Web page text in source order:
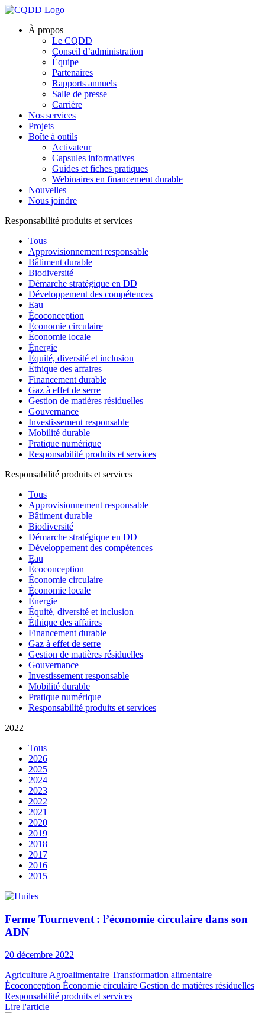
À propos
Le CQDD
Conseil d’administration
Équipe
Partenaires
Rapports annuels
Salle de presse
Carrière
Nos services
Projets
Boîte à outils
Activateur
Capsules informatives
Guides et fiches pratiques
Webinaires en financement durable
Nouvelles
Nous joindre
Responsabilité produits et services
Tous
Approvisionnement responsable
Bâtiment durable
Biodiversité
Démarche stratégique en DD
Développement des compétences
Eau
Écoconception
Économie circulaire
Économie locale
Énergie
Équité, diversité et inclusion
Éthique des affaires
Financement durable
Gaz à effet de serre
Gestion de matières résiduelles
Gouvernance
Investissement responsable
Mobilité durable
Pratique numérique
Responsabilité produits et services
Responsabilité produits et services
Tous
Approvisionnement responsable
Bâtiment durable
Biodiversité
Démarche stratégique en DD
Développement des compétences
Eau
Écoconception
Économie circulaire
Économie locale
Énergie
Équité, diversité et inclusion
Éthique des affaires
Financement durable
Gaz à effet de serre
Gestion de matières résiduelles
Gouvernance
Investissement responsable
Mobilité durable
Pratique numérique
Responsabilité produits et services
2022
Tous
2026
2025
2024
2023
2022
2021
2020
2019
2018
2017
2016
2015
Ferme Tournevent : l’économie circulaire dans son
ADN
20 décembre 2022
AgricultureAgroalimentaire Transformation alimentaire
Écoconception Économie circulaire Gestion de matières résiduelles
Responsabilité produits et services
Lire l'article